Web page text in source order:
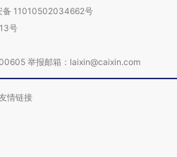
备 11010502034662号
号
举报邮箱：laixin@caixin.com
情链接